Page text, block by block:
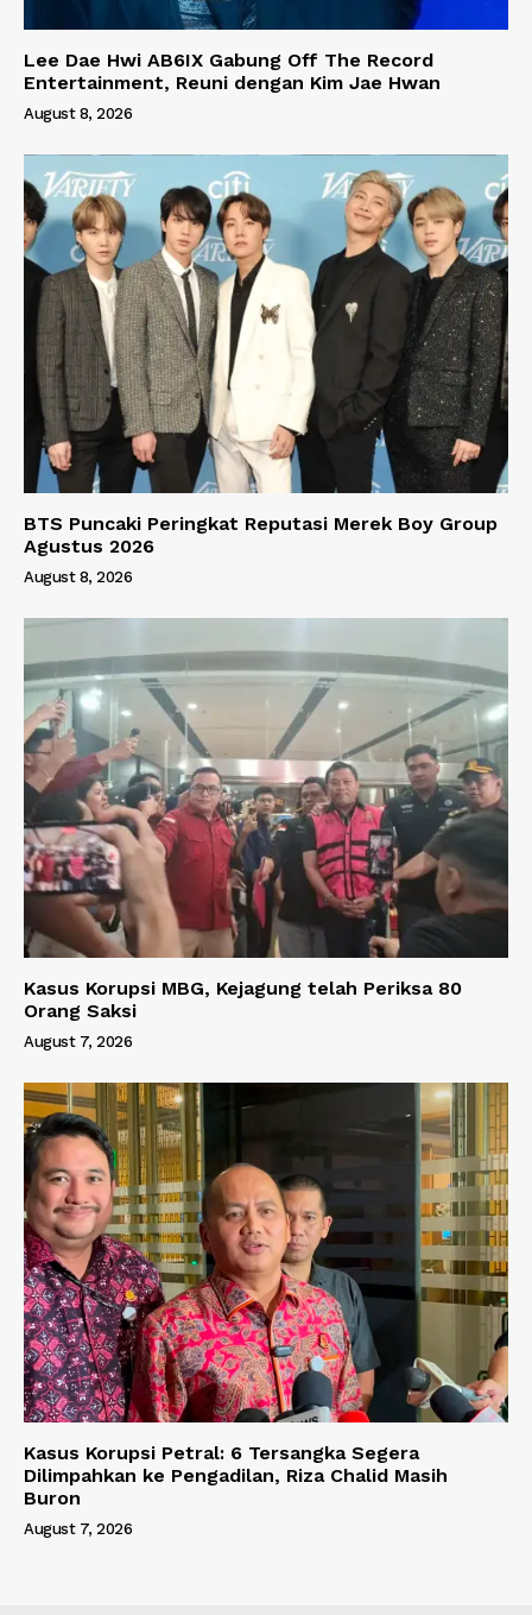
Lee Dae Hwi AB6IX Gabung Off The Record
Entertainment, Reuni dengan Kim Jae Hwan
August 8, 2026
BTS Puncaki Peringkat Reputasi Merek Boy Group
Agustus 2026
August 8, 2026
Kasus Korupsi MBG, Kejagung telah Periksa 80
Orang Saksi
August 7, 2026
Kasus Korupsi Petral: 6 Tersangka Segera
Dilimpahkan ke Pengadilan, Riza Chalid Masih
Buron
August 7, 2026